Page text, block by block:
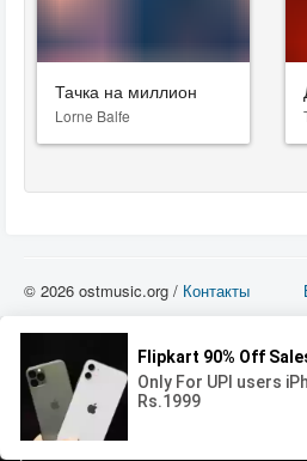
Error loading media: File could
Тачка на миллион
Lorne Balfe
© 2026 ostmusic.org / Контакты
можете использовать такие материалы
использование производится с
вы должны приобрести лицензионную запись.